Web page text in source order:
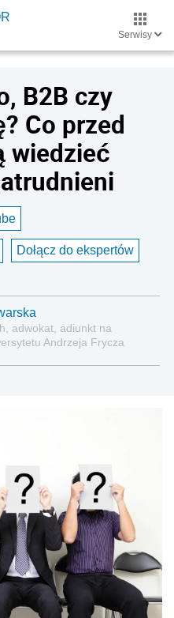
Serwisy
B2B czy
Co przed
wiedzieć
Dołącz do ekspertów
adwokat, adiunkt na
Andrzeja Frycza